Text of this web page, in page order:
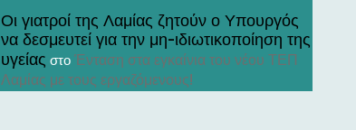
Οι γιατροί της Λαμίας ζητούν ο Υπουργός
να δεσμευτεί για την μη-ιδιωτικοποίηση της
υγείας στο Ένταση στα εγκαίνια του νέου ΤΕΠ
Λαμίας με τους εργαζόμενους!